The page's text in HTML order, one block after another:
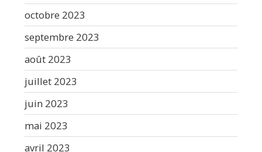
octobre 2023
septembre 2023
août 2023
juillet 2023
juin 2023
mai 2023
avril 2023